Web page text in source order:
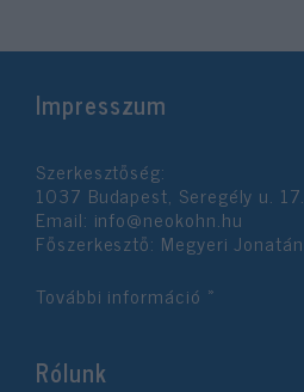
Impresszum
Szerkesztőség:
1037 Budapest, Seregély u. 17.
Email: info@neokohn.hu
Főszerkesztő: Megyeri Jonatán
További információ »
Rólunk